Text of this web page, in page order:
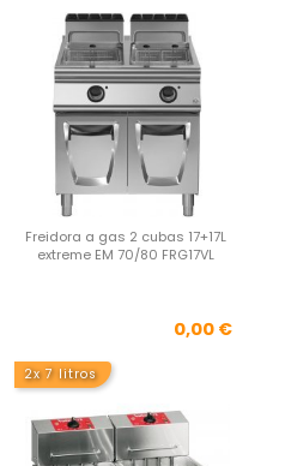
Freidora a gas 2 cubas 17+17L
extreme EM 70/80 FRG17VL
Precio
0,00 €
2x 7 litros